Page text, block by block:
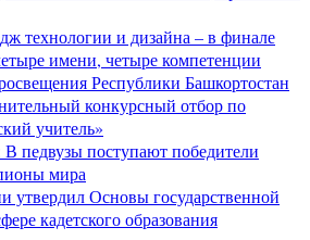
технологии и дизайна – в финале
имени, четыре компетенции
Республики Башкортостан
конкурсный отбор по
учитель»
педвузы поступают победители
мира
утвердил Основы государственной
кадетского образования